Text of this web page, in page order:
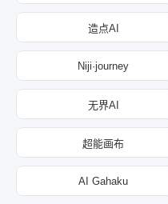
造点AI
Niji·journey
无界AI
超能画布
AI Gahaku